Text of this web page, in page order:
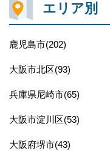
エリア別
鹿児島市(202)
大阪市北区(93)
兵庫県尼崎市(65)
大阪市淀川区(53)
大阪府堺市(43)